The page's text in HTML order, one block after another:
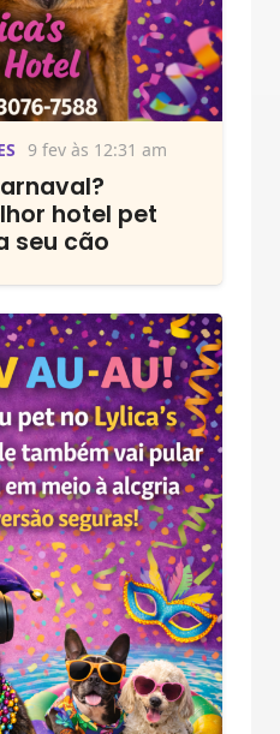
9 fev às 12:31 am
hotel pet
seu cão